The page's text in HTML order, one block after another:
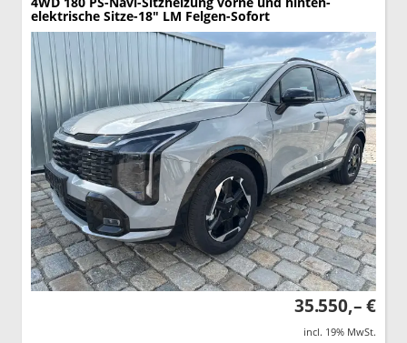
elektrische Sitze-18" LM Felgen-Sofort
35.550,– €
incl. 19% MwSt.